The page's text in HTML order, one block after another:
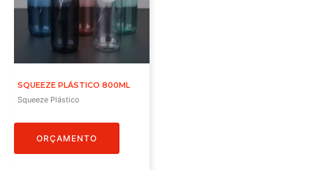
SQUEEZE PLÁSTICO 800ML
Squeeze Plástico
ORÇAMENTO